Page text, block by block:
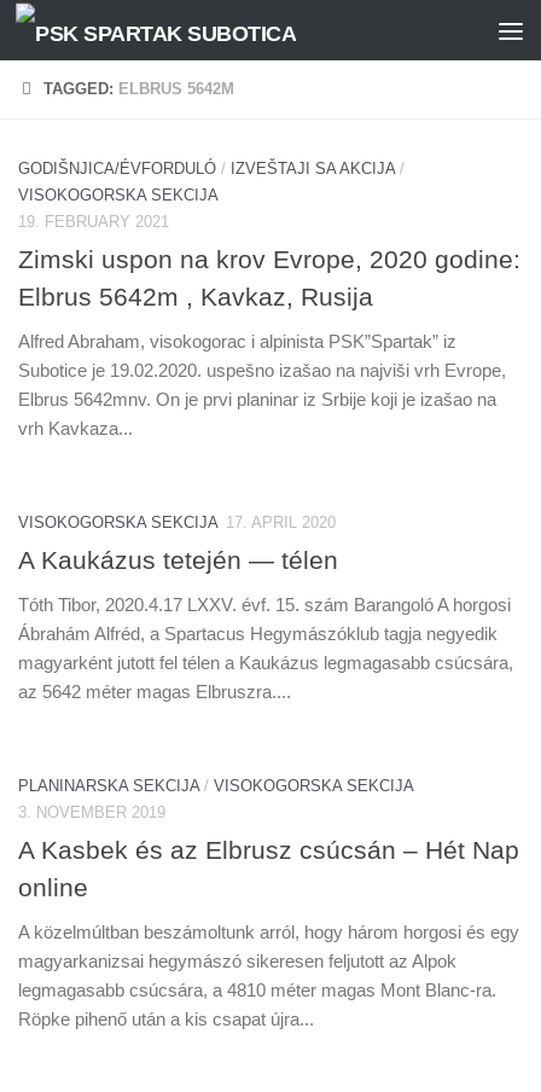
Skip to content
TAGGED: ELBRUS 5642M
GODIŠNJICA/ÉVFORDULÓ / IZVEŠTAJI SA AKCIJA/
VISOKOGORSKA SEKCIJA
19. FEBRUARY 2021
Zimski uspon na krov Evrope, 2020 godine:
Elbrus 5642m , Kavkaz, Rusija
Alfred Abraham, visokogorac i alpinista PSK”Spartak” iz
Subotice je 19.02.2020. uspešno izašao na najviši vrh Evrope,
Elbrus 5642mnv. On je prvi planinar iz Srbije koji je izašao na
vrh Kavkaza...
VISOKOGORSKA SEKCIJA 17. APRIL 2020
A Kaukázus tetején — télen
Tóth Tibor, 2020.4.17 LXXV. évf. 15. szám Barangoló A horgosi
Ábrahám Alfréd, a Spartacus Hegymászóklub tagja negyedik
magyarként jutott fel télen a Kaukázus legmagasabb csúcsára,
az 5642 méter magas Elbruszra....
PLANINARSKA SEKCIJA / VISOKOGORSKA SEKCIJA
3. NOVEMBER 2019
A Kasbek és az Elbrusz csúcsán – Hét Nap
online
A közelmúltban beszámoltunk arról, hogy három horgosi és egy
magyarkanizsai hegymászó sikeresen feljutott az Alpok
legmagasabb csúcsára, a 4810 méter magas Mont Blanc-ra.
Röpke pihenő után a kis csapat újra...